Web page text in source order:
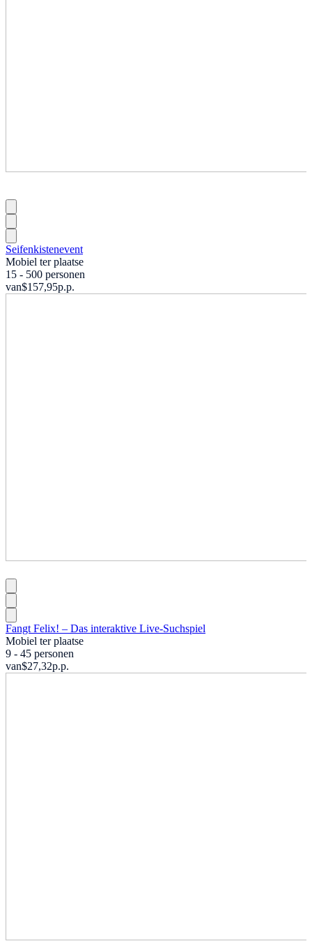
Seifenkistenevent
Mobiel ter plaatse
15 - 500 personen
van$157,95p.p.
Fangt Felix! – Das interaktive Live-Suchspiel
Mobiel ter plaatse
9 - 45 personen
van$27,32p.p.